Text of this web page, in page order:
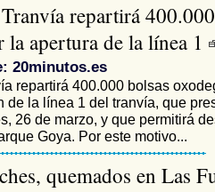
repartirá
apertura de la línea 1
20minutos.es
repartirá 400.000 bolsas
de la línea 1 del tranvía, que
26 de marzo, y que permitirá
Goya. Por este motivo...
quemados en Las